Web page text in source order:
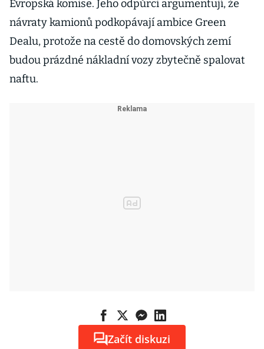
Evropská komise. Jeho odpůrci argumentují, že
návraty kamionů podkopávají ambice Green
Dealu, protože na cestě do domovských zemí
budou prázdné nákladní vozy zbytečně spalovat
naftu.
Začít diskuzi